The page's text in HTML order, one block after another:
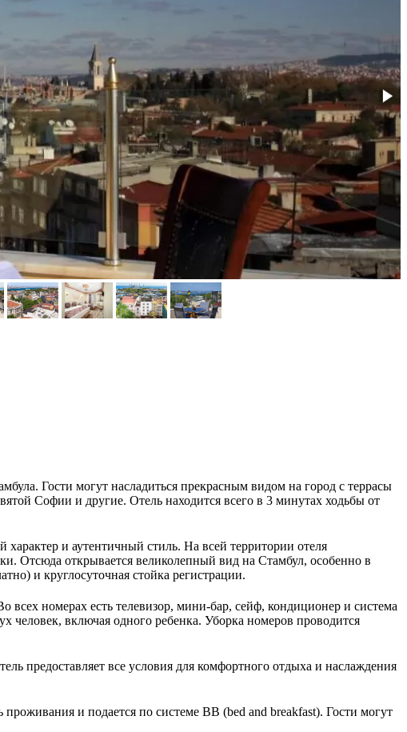
Гости могут насладиться прекрасным видом на город с террасы
Софии и другие. Отель находится всего в 3 минутах ходьбы от
и аутентичный стиль. На всей территории отеля
Отсюда открывается великолепный вид на Стамбул, особенно в
и круглосуточная стойка регистрации.
номерах есть телевизор, мини-бар, сейф, кондиционер и система
включая одного ребенка. Уборка номеров проводится
предоставляет все условия для комфортного отдыха и наслаждения
проживания и подается по системе BB (bed and breakfast). Гости могут